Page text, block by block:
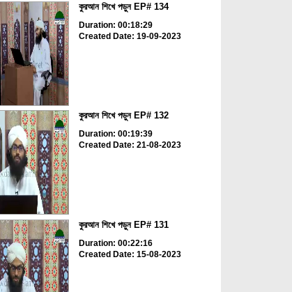
কুরআন শিখে পড়ুন EP# 134
Duration: 00:18:29
Created Date: 19-09-2023
কুরআন শিখে পড়ুন EP# 132
Duration: 00:19:39
Created Date: 21-08-2023
কুরআন শিখে পড়ুন EP# 131
Duration: 00:22:16
Created Date: 15-08-2023